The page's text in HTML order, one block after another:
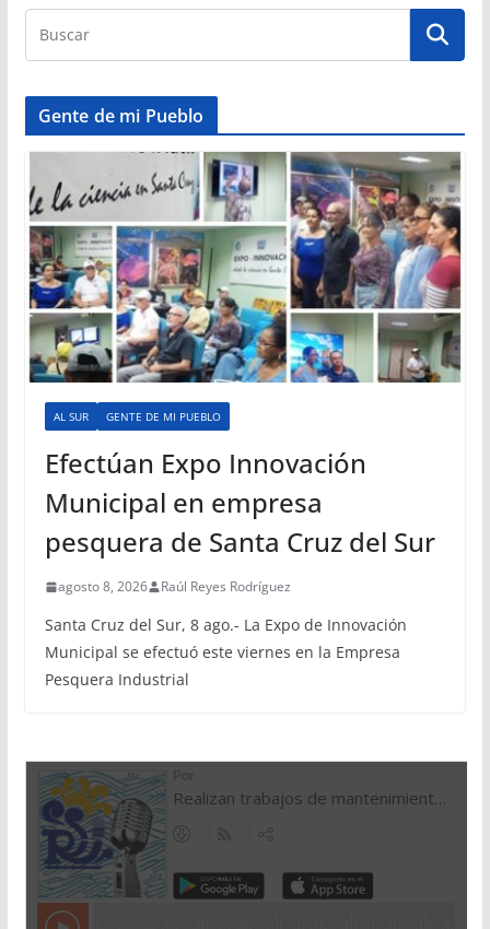
Gente de mi Pueblo
AL SUR GENTE DE MI PUEBLO
Efectúan Expo Innovación
Municipal en empresa
pesquera de Santa Cruz del Sur
agosto 8, 2026 Raúl Reyes Rodríguez
Santa Cruz del Sur, 8 ago.- La Expo de Innovación
Municipal se efectuó este viernes en la Empresa
Pesquera Industrial